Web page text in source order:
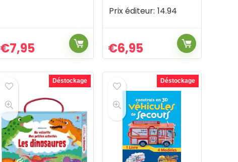
€7,95
Prix éditeur: 14.94
€6,95
Déstockage Déstockage